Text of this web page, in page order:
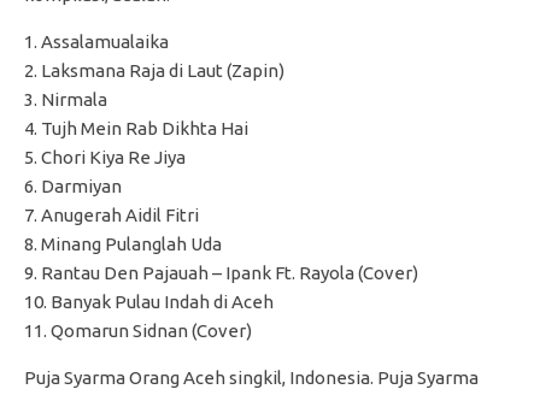
1. Assalamualaika
2. Laksmana Raja di Laut (Zapin)
3. Nirmala
4. Tujh Mein Rab Dikhta Hai
5. Chori Kiya Re Jiya
6. Darmiyan
7. Anugerah Aidil Fitri
8. Minang Pulanglah Uda
9. Rantau Den Pajauah – Ipank Ft. Rayola (Cover)
10. Banyak Pulau Indah di Aceh
11. Qomarun Sidnan (Cover)
Puja Syarma Orang Aceh singkil, Indonesia. Puja Syarma